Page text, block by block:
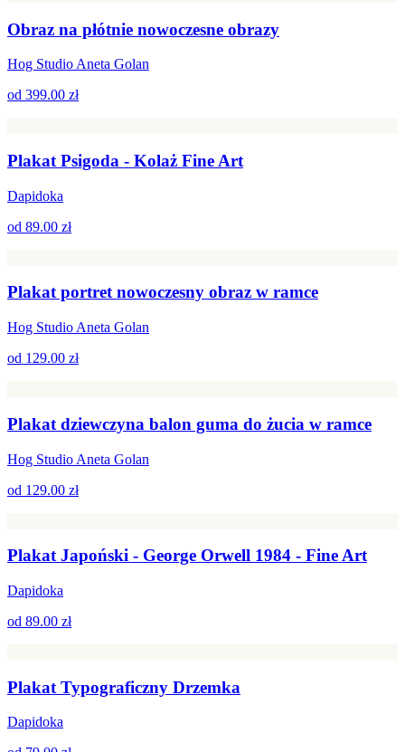
Obraz na płótnie nowoczesne obrazy
Hog Studio Aneta Golan
od 399.00 zł
Plakat Psigoda - Kolaż Fine Art
Dapidoka
od 89.00 zł
Plakat portret nowoczesny obraz w ramce
Hog Studio Aneta Golan
od 129.00 zł
Plakat dziewczyna balon guma do żucia w ramce
Hog Studio Aneta Golan
od 129.00 zł
Plakat Japoński - George Orwell 1984 - Fine Art
Dapidoka
od 89.00 zł
Plakat Typograficzny Drzemka
Dapidoka